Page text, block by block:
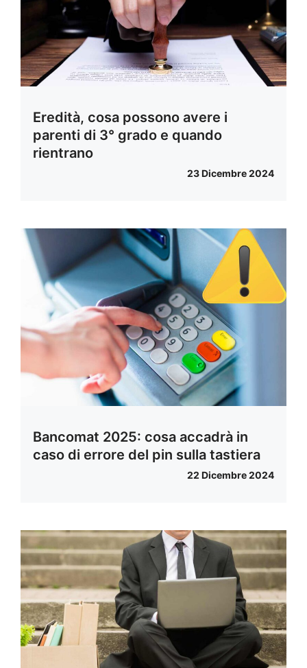
Eredità, cosa possono avere i
parenti di 3° grado e quando
rientrano
23 Dicembre 2024
Bancomat 2025: cosa accadrà in
caso di errore del pin sulla tastiera
22 Dicembre 2024